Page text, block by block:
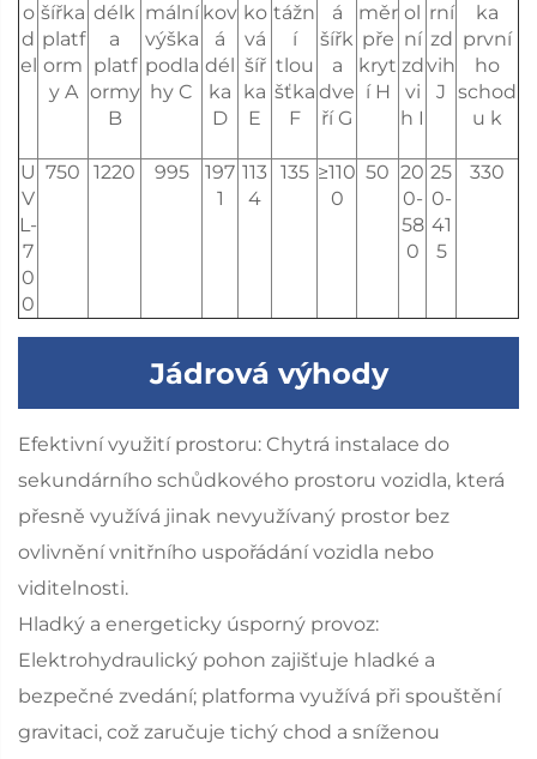
o
d
el
šířka
platf
orm
y A
délk
a
platf
ormy
B
mální
výška
podla
hy C
kov
á
dél
ka
D
ko
vá
šíř
ka
E
tážn
í
tlou
šťka
F
á
šířk
a
dve
ří G
měr
pře
kryt
í H
ol
ní
zd
vi
h I
rní
zd
vih
J
ka
první
ho
schod
u k
U
V
L-
7
0
0
750 1220 995
197
1
113
4
135 ≥110
0
50 20
0-
58
0
25
0-
41
5
330
Jádrová výhody
Efektivní využití prostoru: Chytrá instalace do
sekundárního schůdkového prostoru vozidla, která
přesně využívá jinak nevyužívaný prostor bez
ovlivnění vnitřního uspořádání vozidla nebo
viditelnosti.
Hladký a energeticky úsporný provoz:
Elektrohydraulický pohon zajišťuje hladké a
bezpečné zvedání; platforma využívá při spouštění
gravitaci, což zaručuje tichý chod a sníženou